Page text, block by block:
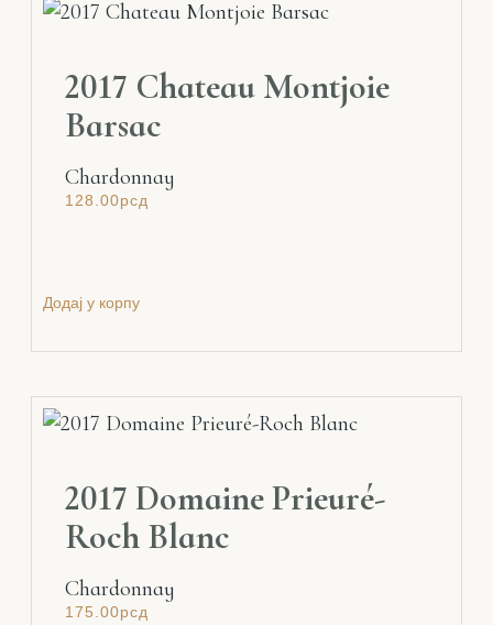
2017 Chateau Montjoie
Barsac
Chardonnay
128.00рсд
Додај у корпу
2017 Domaine Prieuré-
Roch Blanc
Chardonnay
175.00рсд